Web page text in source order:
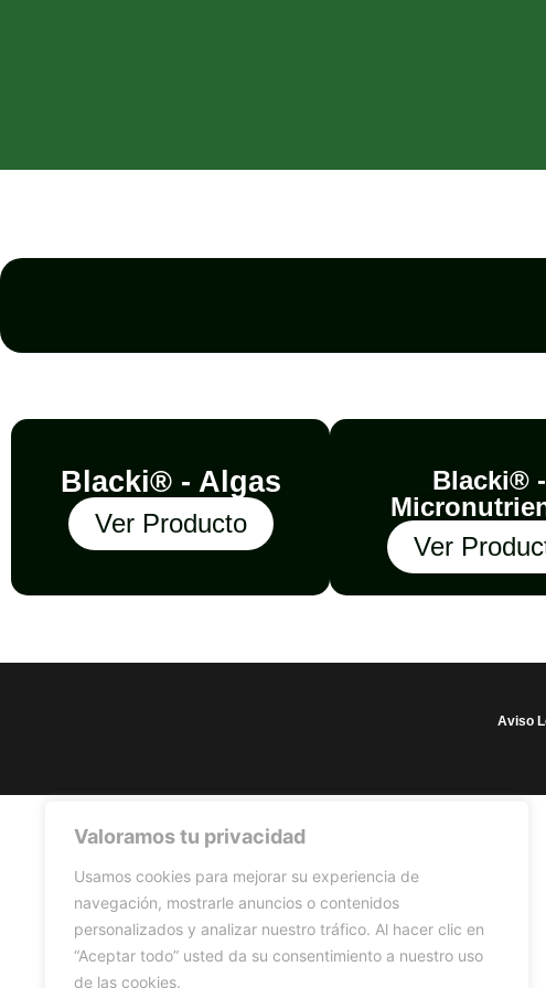
Valoramos tu privacidad
Usamos cookies para mejorar su experiencia de
navegación, mostrarle anuncios o contenidos
personalizados y analizar nuestro tráfico. Al hacer clic en
“Aceptar todo” usted da su consentimiento a nuestro uso
de las cookies.
Blacki® - Algas
Ver Producto
Blacki® -
Ver
Aviso